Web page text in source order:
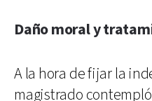
Daño moral y
A la hora de fijar la
magistrado